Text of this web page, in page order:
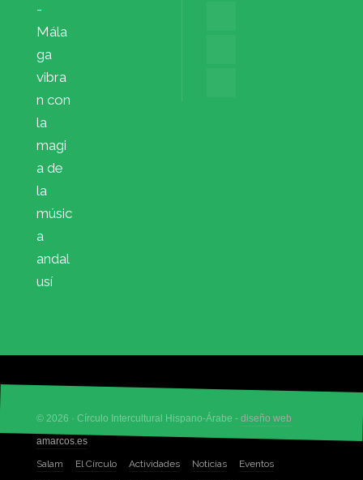
-
Mála
ga
vibra
n con
la
magi
a de
la
músic
a
andal
usí
© 2026 · Círculo Intercultural Hispano-Árabe - diseño web
amarcos.es
Salam
El Círculo Actividades Noticias
Eventos